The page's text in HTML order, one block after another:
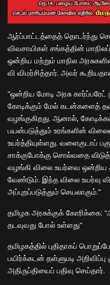
​ஆர்ப்பாட்டத்தைத் தொடர்ந்து
விவசாயிகள் சங்கத்தின்
ஒன்றிய மற்றும் மாநில
வி விமர்சித்தார். அவர்
​”ஒன்றிய மோடி அரசு
கோடிக்கும் மேல் கடன்களைத்
வழங்குகிறது. ஆனால்,
பயன்படுத்தும் உரங்களின்
உயர்த்தியுள்ளது. வளைகுடாப்
சாக்குபோக்கு சொல்வதை
வழங்கி விலை உயர்வை ஒன்றிய
வேண்டும். இந்த விலை உயர்வு
அப்புறப்படுத்தும் செயலாகும்.”
​தமிழக அரசுக்குக் கோரிக்கை:
தடவுவது போல் உள்ளது”
​தமிழகத்தில் புதிதாகப்
பயிர்க்கடன் தள்ளுபடி
அதிருப்தியைப் பதிவு செய்தார்.